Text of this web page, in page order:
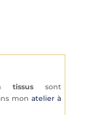
tissussont
mon atelier à